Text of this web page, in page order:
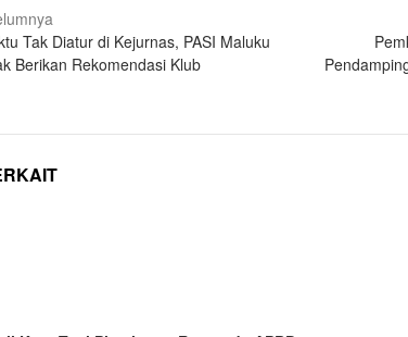
Tak Diatur di Kejurnas, PASI Maluku
Berikan Rekomendasi Klub